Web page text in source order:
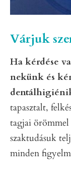
Várjuk
Ha kérdése
nekünk és
tapasztalt,
tagjai örömmel
szaktudásuk
minden